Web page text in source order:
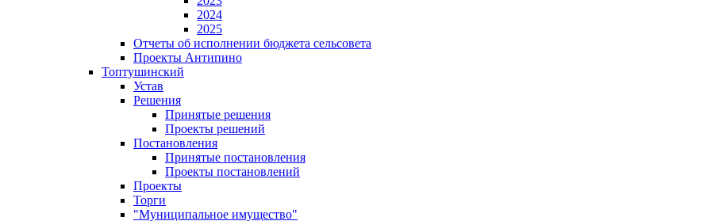
2024
2025
Отчеты об исполнении бюджета сельсовета
Проекты Антипино
Топтушинский
Устав
Решения
Принятые решения
Проекты решений
Постановления
Принятые постановления
Проекты постановлений
Проекты
Торги
"Муниципальное имущество"